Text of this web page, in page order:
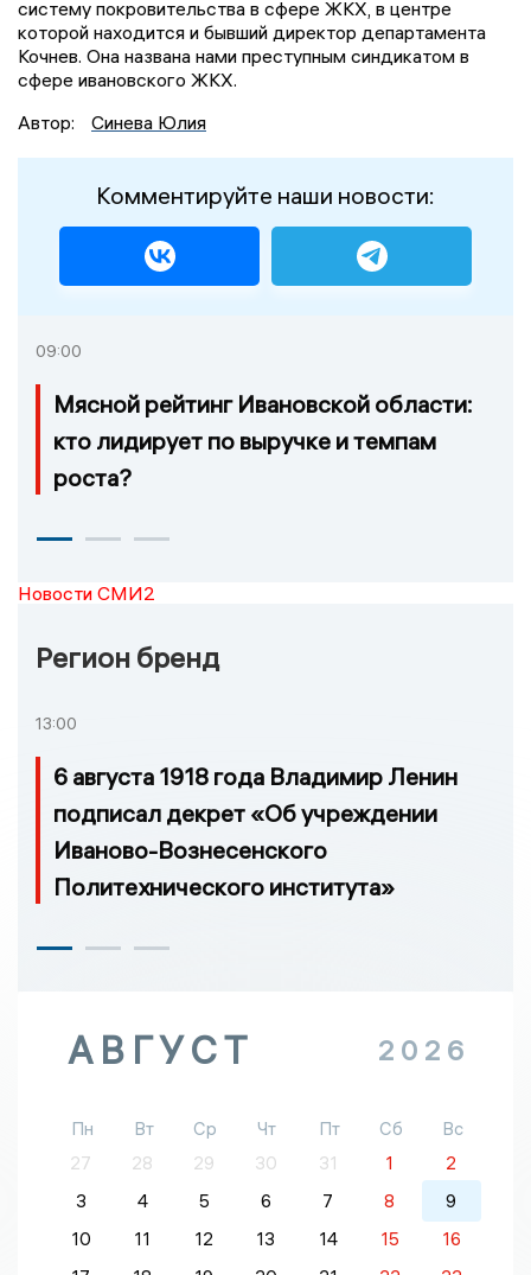
систему покровительства в сфере ЖКХ, в центре
которой находится и бывший директор департамента
Кочнев. Она названа нами преступным синдикатом в
сфере ивановского ЖКХ.
Автор:
Синева Юлия
Комментируйте наши новости:
09:00
Мясной рейтинг Ивановской области:
кто лидирует по выручке и темпам
роста?
Новости СМИ2
Регион бренд
13:00
6 августа 1918 года Владимир Ленин
подписал декрет «Об учреждении
Иваново-Вознесенского
Политехнического института»
АВГУСТ 2026
Пн Вт Ср Чт Пт Сб
Вс
27
28 29 30 31 1
2
3
4 5 6 7 8
9
10
11 12 13 14 15
16